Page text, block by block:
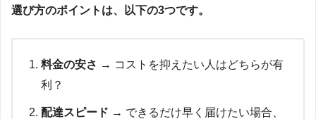
選び方のポイントは、以下の3つです。
料金の安さ → コストを抑えたい人はどちらが有
利？
配達スピード → できるだけ早く届けたい場合、